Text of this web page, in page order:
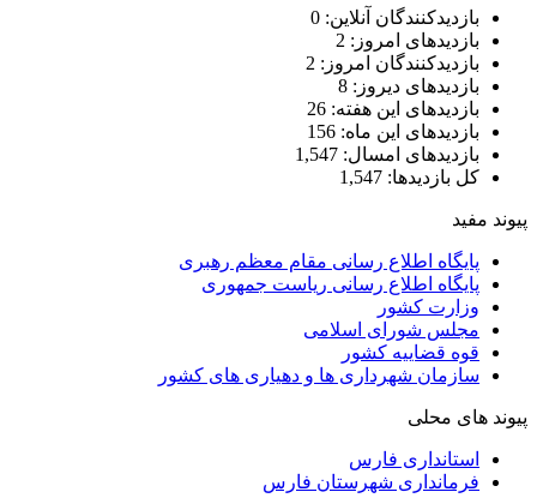
بازدیدکنندگان آنلاین: 0
بازدیدهای امروز: 2
بازدیدکنندگان امروز: 2
بازدیدهای دیروز: 8
بازدیدهای این هفته: 26
بازدیدهای این ماه: 156
بازدیدهای امسال: 1,547
کل بازدیدها: 1,547
پیوند مفید
پایگاه اطلاع رسانی مقام معظم رهبری
پایگاه اطلاع رسانی ریاست جمهوری
وزارت کشور
مجلس شورای اسلامی
قوه قضاییه کشور
سازمان شهرداری ها و دهیاری های کشور
پیوند های محلی
استانداری فارس
فرمانداری شهرستان فارس